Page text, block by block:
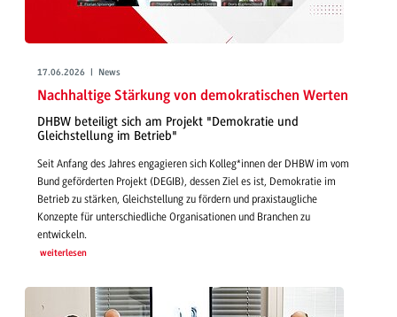
17.06.2026 | News
Nachhaltige Stärkung von demokratischen Werten
DHBW beteiligt sich am Projekt "Demokratie und
Gleichstellung im Betrieb"
Seit Anfang des Jahres engagieren sich Kolleg*innen der DHBW im vom
Bund geförderten Projekt (DEGIB), dessen Ziel es ist, Demokratie im
Betrieb zu stärken, Gleichstellung zu fördern und praxistaugliche
Konzepte für unterschiedliche Organisationen und Branchen zu
entwickeln.
weiterlesen